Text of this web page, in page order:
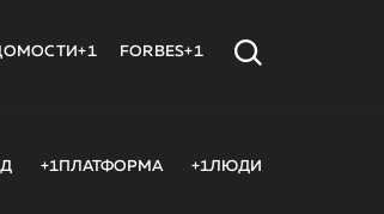
FORBES+1
+1ПЛАТФОРМА +1ЛЮДИ